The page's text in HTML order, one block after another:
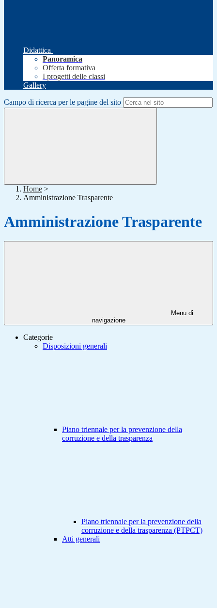
Didattica
Panoramica
Offerta formativa
I progetti delle classi
Gallery
Campo di ricerca per le pagine del sito
Home >
Amministrazione Trasparente
Amministrazione Trasparente
Menu di
navigazione
Categorie
Disposizioni generali
Piano triennale per la prevenzione della
corruzione e della trasparenza
Piano triennale per la prevenzione della
corruzione e della trasparenza (PTPCT)
Atti generali